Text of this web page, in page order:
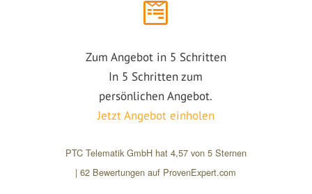
Zum Angebot in 5 Schritten
In 5 Schritten zum
persönlichen Angebot.
Jetzt Angebot einholen
PTC Telematik GmbH hat 4,57von 5Sternen
|62 Bewertungen auf ProvenExpert.com